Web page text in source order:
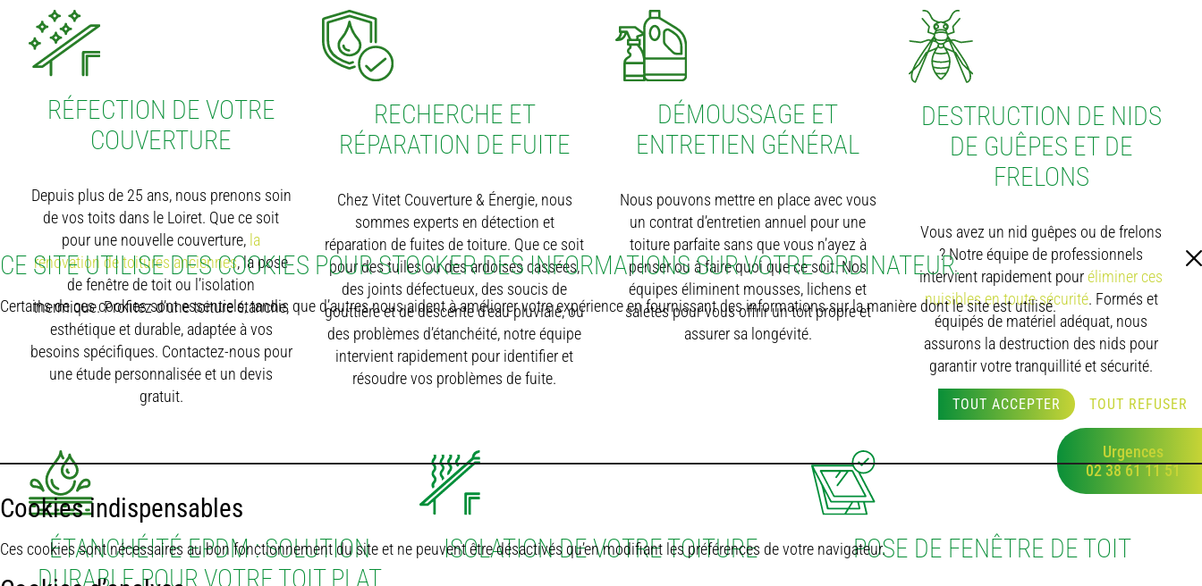
RÉFECTION DE VOTRE
COUVERTURE
Depuis plus de 25 ans, nous prenons soin
de vos toits dans le Loiret. Que ce soit
pour une nouvelle couverture, la
rénovation de toitures anciennes, la pose
de fenêtre de toit ou l’isolation
thermique. Profitez d’une toiture étanche,
esthétique et durable, adaptée à vos
besoins spécifiques. Contactez-nous pour
une étude personnalisée et un devis
gratuit.
RECHERCHE ET
RÉPARATION DE FUITE
Chez Vitet Couverture & Énergie, nous
sommes experts en détection et
réparation de fuites de toiture. Que ce soit
pour des tuiles ou des ardoises cassées,
des joints défectueux, des soucis de
gouttière et de descente d’eau pluviale, ou
des problèmes d’étanchéité, notre équipe
intervient rapidement pour identifier et
résoudre vos problèmes de fuite.
DÉMOUSSAGE ET
ENTRETIEN GÉNÉRAL
Nous pouvons mettre en place avec vous
un contrat d’entretien annuel pour une
toiture parfaite sans que vous n’ayez à
penser ou à faire quoi que ce soit. Nos
équipes éliminent mousses, lichens et
saletés pour vous offrir un toit propre et
assurer sa longévité.
DESTRUCTION DE NIDS
DE GUÊPES ET DE
FRELONS
Vous avez un nid guêpes ou de frelons
? Notre équipe de professionnels
intervient rapidement pouréliminer ces
nuisibles en toute sécurité. Formés et
équipés de matériel adéquat, nous
assurons la destruction des nids pour
garantir votre tranquillité et sécurité.
ÉTANCHÉITÉ EPDM : SOLUTION
DURABLE POUR VOTRE TOIT PLAT
ISOLATION DE VOTRE TOITURE POSE DE FENÊTRE DE TOIT
Urgences
02 38 61 11 51
close
CE SITE UTILISE DES COOKIES POUR STOCKER DES INFORMATIONS SUR VOTRE ORDINATEUR.
Certains de ces cookies sont essentiels, tandis que d’autres nous aident à améliorer votre expérience en fournissant des informations sur la manière dont le site est utilisé.
TOUT ACCEPTER TOUT REFUSER
Cookies indispensables
Ces cookies sont nécessaires au bon fonctionnement du site et ne peuvent être désactivés qu’en modifiant les préférences de votre navigateur.